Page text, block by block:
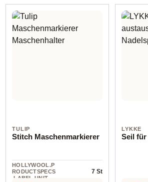
TULIP
Stitch Maschenmarkierer
HOLLYWOOL.P
RODUCTSPECS
.LABEL.UNIT
7 St
LYKKE
Seil für